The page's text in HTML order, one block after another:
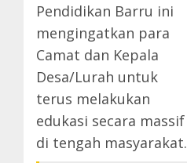
Pendidikan Barru ini
mengingatkan para
Camat dan Kepala
Desa/Lurah untuk
terus melakukan
edukasi secara massif
di tengah masyarakat.